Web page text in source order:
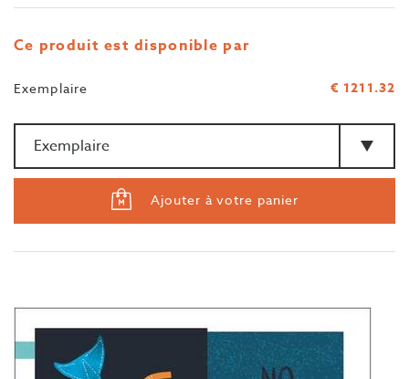
Ce produit est disponible par
Exemplaire
€ 1211.32
Ajouter à votre panier